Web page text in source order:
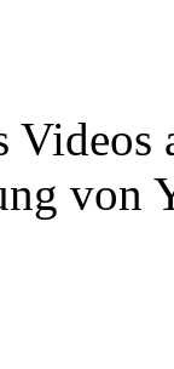
Videos
von